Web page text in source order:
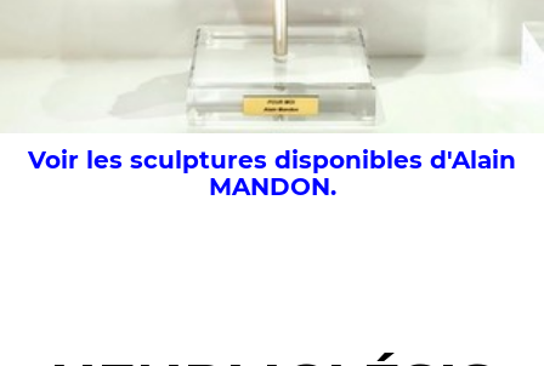
Voir les sculptures disponibles d'Alain
MANDON.